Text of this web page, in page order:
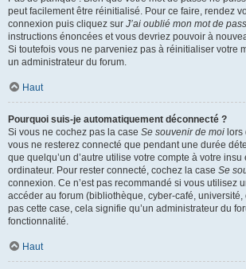
peut facilement être réinitialisé. Pour ce faire, rendez
connexion puis cliquez sur J’ai oublié mon mot de
instructions énoncées et vous devriez pouvoir à
Si toutefois vous ne parveniez pas à réinitialiser votre
un administrateur du forum.
Haut
Pourquoi suis-je automatiquement déconnecté ?
Si vous ne cochez pas la case Se souvenir de moi
vous ne resterez connecté que pendant une durée
que quelqu’un d’autre utilise votre compte à votre
ordinateur. Pour rester connecté, cochez la case Se
connexion. Ce n’est pas recommandé si vous utilisez
accéder au forum (bibliothèque, cyber-café, université,
pas cette case, cela signifie qu’un administrateur du
fonctionnalité.
Haut